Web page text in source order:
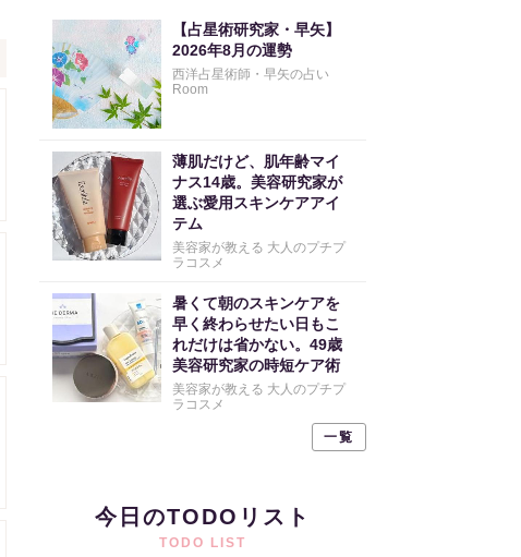
【占星術研究家・早矢】
2026年8月の運勢
西洋占星術師・早矢の占い
Room
薄肌だけど、肌年齢マイ
ナス14歳。美容研究家が
選ぶ愛用スキンケアアイ
テム
美容家が教える 大人のプチプ
ラコスメ
暑くて朝のスキンケアを
早く終わらせたい日もこ
れだけは省かない。49歳
美容研究家の時短ケア術
美容家が教える 大人のプチプ
ラコスメ
一覧
今日のTODOリスト
TODO LIST